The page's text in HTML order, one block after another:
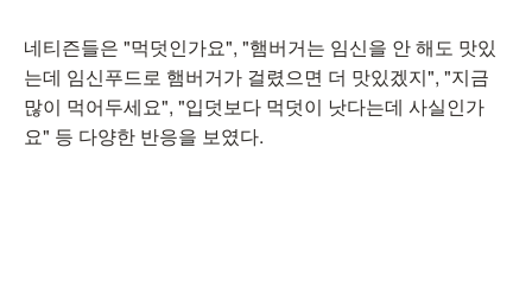
네티즌들은 "먹덧인가요", "햄버거는 임신을 안 해도 맛있
는데 임신푸드로 햄버거가 걸렸으면 더 맛있겠지", "지금
많이 먹어두세요", "입덧보다 먹덧이 낫다는데 사실인가
요" 등 다양한 반응을 보였다.